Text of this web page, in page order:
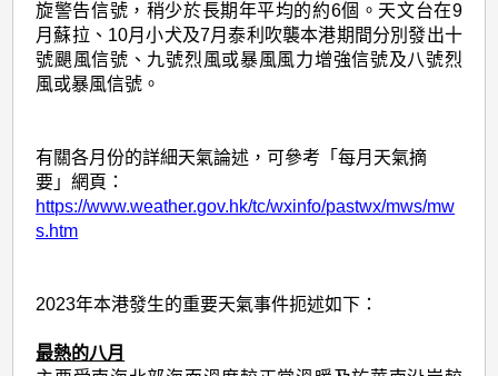
旋警告信號，稍少於長期年平均的約6個。天文台在9
月蘇拉、10月小犬及7月泰利吹襲本港期間分別發出十
號颶風信號、九號烈風或暴風風力增強信號及八號烈
風或暴風信號。
有關各月份的詳細天氣論述，可參考「每月天氣摘
要」網頁：
https://www.weather.gov.hk/tc/wxinfo/pastwx/mws/mw
s.htm
2023年本港發生的重要天氣事件扼述如下：
最熱的八月